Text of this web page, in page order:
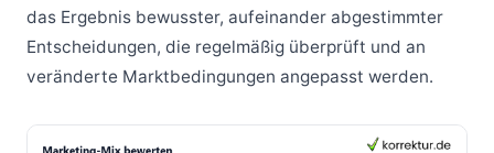
das Ergebnis bewusster, aufeinander abgestimmter
Entscheidungen, die regelmäßig überprüft und an
veränderte Marktbedingungen angepasst werden.